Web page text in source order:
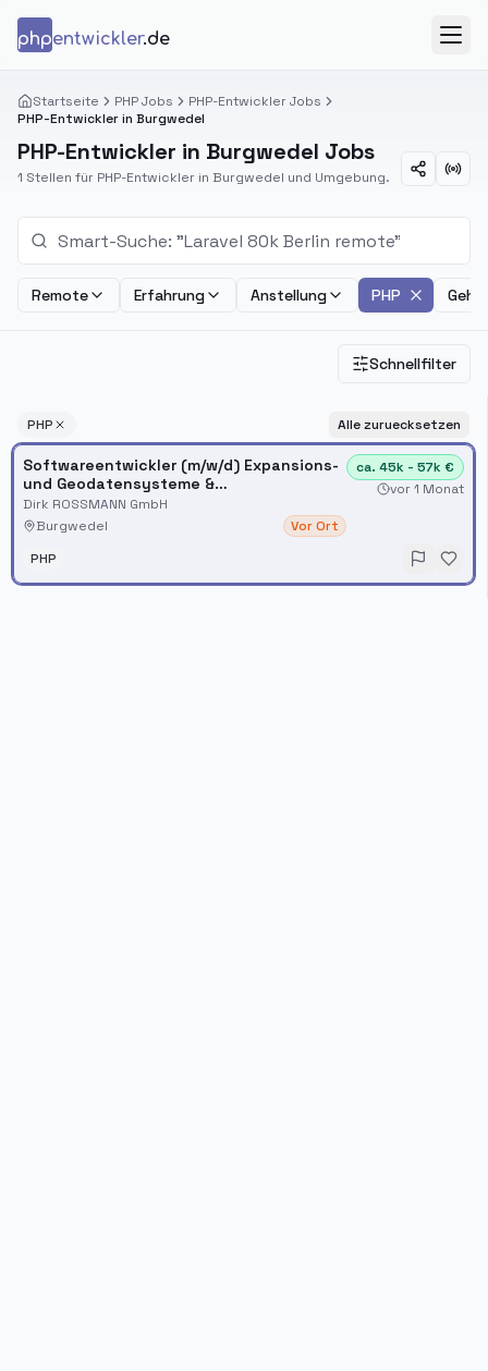
phpentwickler.de
Startseite PHP Jobs
PHP-Entwickler Jobs
PHP-Entwickler in Burgwedel
PHP-Entwickler in Burgwedel Jobs
1 Stellen für PHP-Entwickler in Burgwedel und Umgebung.
Remote Erfahrung Anstellung PHP
Schnellfilter
PHP Alle zuruecksetzen
Softwareentwickler (m/w/d) Expansions-
und Geodatensysteme &
Systemintegration
Dirk ROSSMANN GmbH
Burgwedel
Vor Ort
ca. 45k - 57k €
vor 1 Monat
PHP